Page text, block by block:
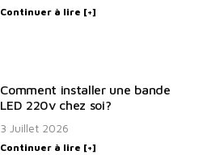
Continuer à lire [+]
Comment installer une bande
LED 220v chez soi?
3 Juillet 2026
Continuer à lire [+]